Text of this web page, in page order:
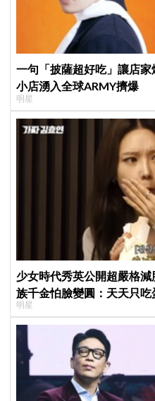
一句「披薩超好吃」讓店
小店湧入全球ARMY擠爆
明星
少女時代秀英公開超嚴格
族千金怕臉變圓：天天只吃
明星